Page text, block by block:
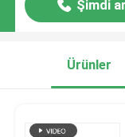
Şimdi
Ürünler